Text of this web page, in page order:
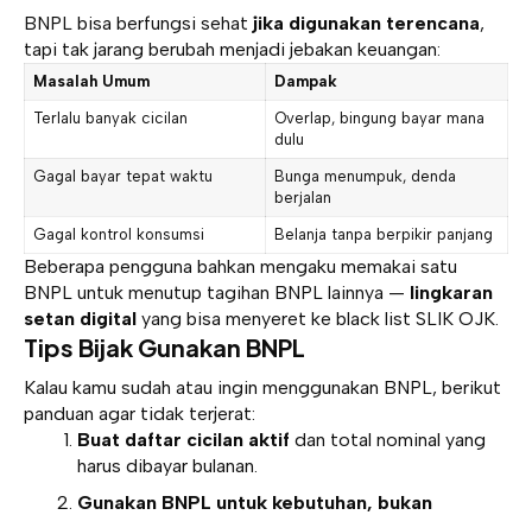
BNPL bisa berfungsi sehat jika digunakan terencana,
tapi tak jarang berubah menjadi jebakan keuangan:
Masalah Umum Dampak
Terlalu banyak cicilan
Overlap, bingung bayar mana
dulu
Gagal bayar tepat waktu
Bunga menumpuk, denda
berjalan
Gagal kontrol konsumsi Belanja tanpa berpikir panjang
Beberapa pengguna bahkan mengaku memakai satu
BNPL untuk menutup tagihan BNPL lainnya — lingkaran
setan digital yang bisa menyeret ke black list SLIK OJK.
Tips Bijak Gunakan BNPL
Kalau kamu sudah atau ingin menggunakan BNPL, berikut
panduan agar tidak terjerat:
Buat daftar cicilan aktif dan total nominal yang
harus dibayar bulanan.
Gunakan BNPL untuk kebutuhan, bukan